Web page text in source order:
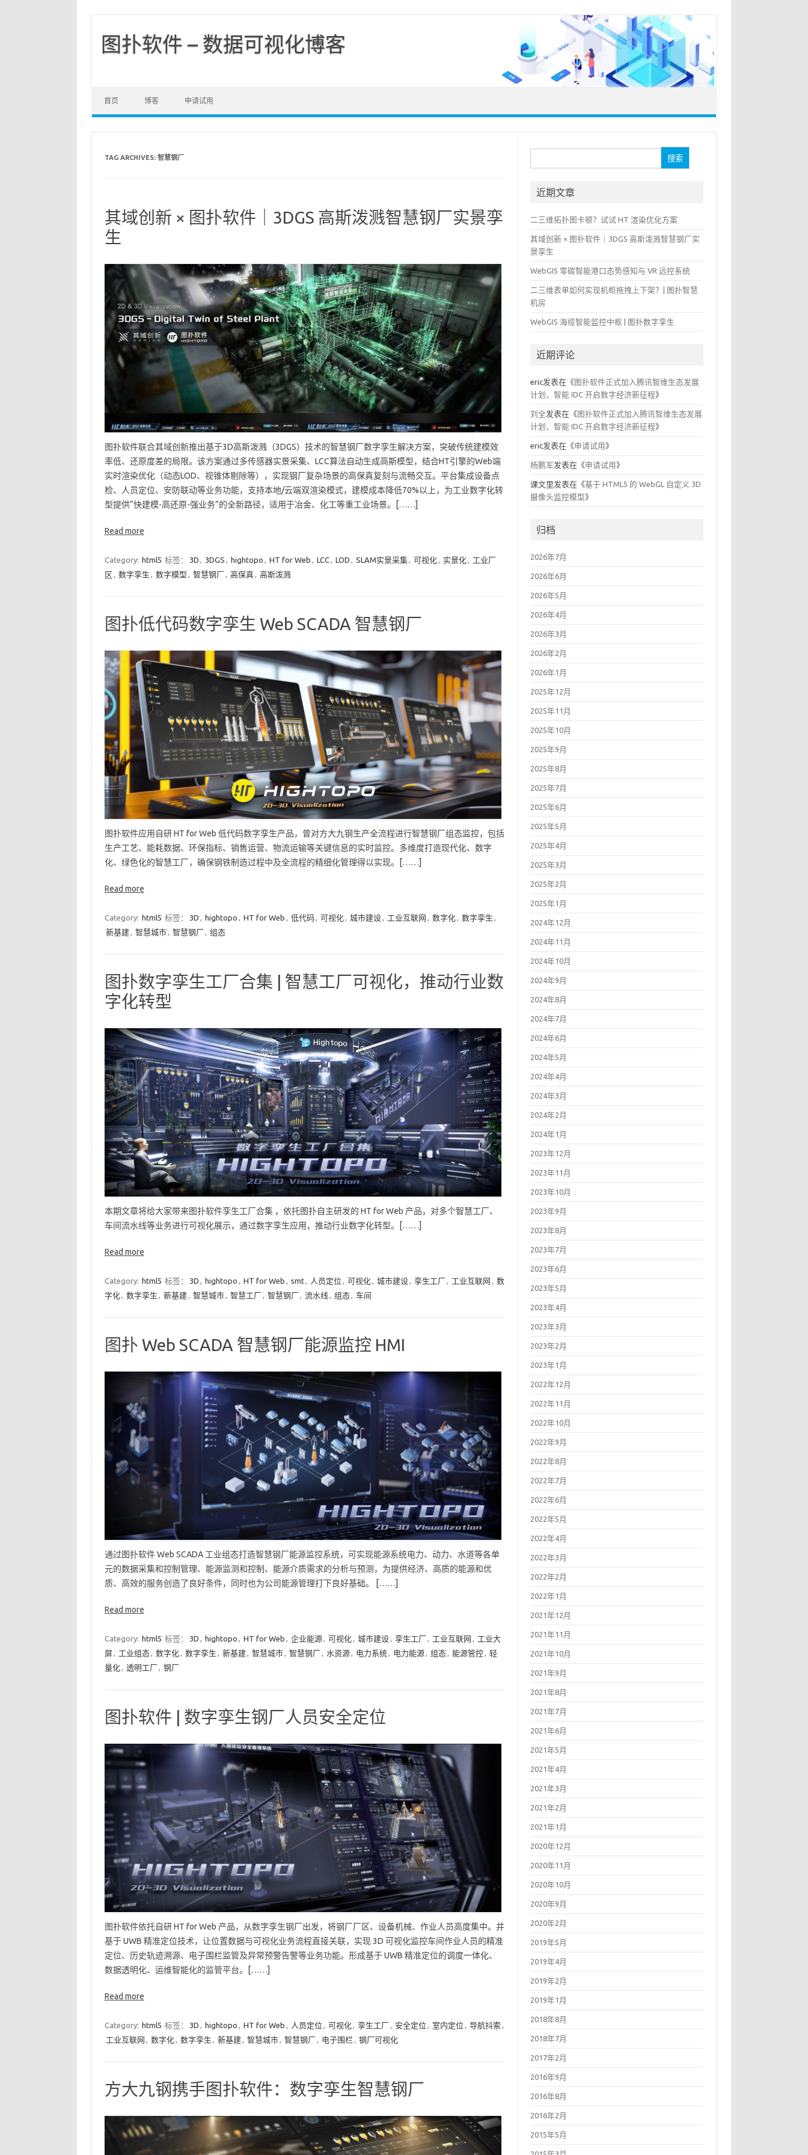
图扑软件 – 数据可视化博客
首页 博客 申请试用
TAG ARCHIVES: 智慧钢厂
其域创新 × 图扑软件｜3DGS 高斯泼溅智慧钢厂实景孪
生
图扑软件联合其域创新推出基于3D高斯泼溅（3DGS）技术的智慧钢厂数字孪生解决方案，突破传统建模效
率低、还原度差的局限。该方案通过多传感器实景采集、LCC算法自动生成高斯模型，结合HT引擎的Web端
实时渲染优化（动态LOD、视锥体剔除等），实现钢厂复杂场景的高保真复刻与流畅交互。平台集成设备点
检、人员定位、安防联动等业务功能，支持本地/云端双渲染模式，建模成本降低70%以上，为工业数字化转
型提供“快建模-高还原-强业务”的全新路径，适用于冶金、化工等重工业场景。[……]
Read more
Category: html5 标签： 3D , 3DGS , hightopo , HT for Web , LCC, LOD , SLAM实景采集, 可视化, 实景化, 工业厂
区 , 数字孪生 , 数字模型 , 智慧钢厂, 高保真, 高斯泼溅
图扑低代码数字孪生 Web SCADA 智慧钢厂
图扑软件应用自研 HT for Web 低代码数字孪生产品，曾对方大九钢生产全流程进行智慧钢厂组态监控，包括
生产工艺、能耗数据、环保指标、销售运营、物流运输等关键信息的实时监控。多维度打造现代化、数字
化、绿色化的智慧工厂，确保钢铁制造过程中及全流程的精细化管理得以实现。[……]
Read more
Category: html5 标签： 3D , hightopo , HT for Web , 低代码, 可视化, 城市建设, 工业互联网 , 数字化, 数字孪生 ,
新基建, 智慧城市, 智慧钢厂, 组态
图扑数字孪生工厂合集 | 智慧工厂可视化，推动行业数
字化转型
本期文章将给大家带来图扑软件孪生工厂合集 ，依托图扑自主研发的 HT for Web 产品，对多个智慧工厂、
车间流水线等业务进行可视化展示，通过数字孪生应用，推动行业数字化转型。[……]
Read more
Category: html5 标签： 3D , hightopo , HT for Web , smt, 人员定位 , 可视化, 城市建设, 孪生工厂, 工业互联网 , 数
字化, 数字孪生 , 新基建, 智慧城市, 智慧工厂, 智慧钢厂, 流水线, 组态, 车间
图扑 Web SCADA 智慧钢厂能源监控 HMI
通过图扑软件 Web SCADA 工业组态打造智慧钢厂能源监控系统，可实现能源系统电力、动力、水道等各单
元的数据采集和控制管理、能源监测和控制、能源介质需求的分析与预测，为提供经济、高质的能源和优
质、高效的服务创造了良好条件，同时也为公司能源管理打下良好基础。 [……]
Read more
Category: html5 标签： 3D , hightopo , HT for Web , 企业能源, 可视化, 城市建设, 孪生工厂, 工业互联网 , 工业大
屏, 工业组态, 数字化, 数字孪生 , 新基建, 智慧城市, 智慧钢厂, 水资源, 电力系统, 电力能源, 组态, 能源管控, 轻
量化, 透明工厂, 钢厂
图扑软件 | 数字孪生钢厂人员安全定位
图扑软件依托自研 HT for Web 产品，从数字孪生钢厂出发，将钢厂厂区、设备机械、作业人员高度集中。并
基于 UWB 精准定位技术，让位置数据与可视化业务流程直接关联，实现 3D 可视化监控车间作业人员的精准
定位、历史轨迹溯源、电子围栏监管及异常预警告警等业务功能。形成基于 UWB 精准定位的调度一体化、
数据透明化、运维智能化的监管平台。[……]
Read more
Category: html5 标签： 3D , hightopo , HT for Web , 人员定位 , 可视化, 孪生工厂, 安全定位 , 室内定位 , 导航抖索,
工业互联网 , 数字化, 数字孪生 , 新基建, 智慧城市, 智慧钢厂, 电子围栏 , 钢厂可视化
方大九钢携手图扑软件：数字孪生智慧钢厂
索：
近期文章
二三维拓扑图卡顿？试试 HT 渲染优化方案
其域创新 × 图扑软件｜3DGS 高斯泼溅智慧钢厂实
景孪生
WebGIS 零碳智能港口态势感知与 VR 远控系统
二三维表单如何实现机柜拖拽上下架？| 图扑智慧
机房
WebGIS 海缆智能监控中枢 | 图扑数字孪生
近期评论
eric发表在《 图扑软件正式加入腾讯智维生态发展
计划，智能 IDC 开启数字经济新征程》
刘全发表在《 图扑软件正式加入腾讯智维生态发展
计划，智能 IDC 开启数字经济新征程》
eric发表在《申请试用 》
杨鹏军发表在《申请试用 》
课文里发表在《基于 HTML5 的 WebGL 自定义 3D
摄像头监控模型》
归档
2026年7月
2026年6月
2026年5月
2026年4月
2026年3月
2026年2月
2026年1月
2025年12月
2025年11月
2025年10月
2025年9月
2025年8月
2025年7月
2025年6月
2025年5月
2025年4月
2025年3月
2025年2月
2025年1月
2024年12月
2024年11月
2024年10月
2024年9月
2024年8月
2024年7月
2024年6月
2024年5月
2024年4月
2024年3月
2024年2月
2024年1月
2023年12月
2023年11月
2023年10月
2023年9月
2023年8月
2023年7月
2023年6月
2023年5月
2023年4月
2023年3月
2023年2月
2023年1月
2022年12月
2022年11月
2022年10月
2022年9月
2022年8月
2022年7月
2022年6月
2022年5月
2022年4月
2022年3月
2022年2月
2022年1月
2021年12月
2021年11月
2021年10月
2021年9月
2021年8月
2021年7月
2021年6月
2021年5月
2021年4月
2021年3月
2021年2月
2021年1月
2020年12月
2020年11月
2020年10月
2020年9月
2020年2月
2019年5月
2019年4月
2019年2月
2019年1月
2018年8月
2018年7月
2017年2月
2016年9月
2016年8月
2016年2月
2015年5月